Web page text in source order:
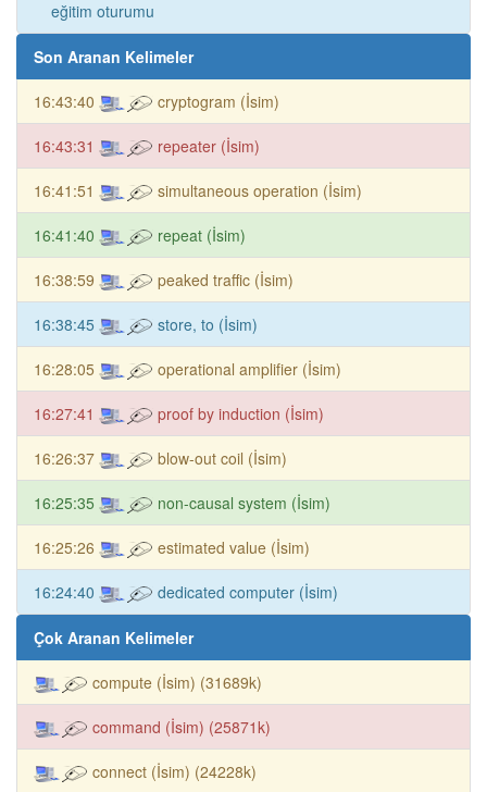
eğitim oturumu
Son Aranan Kelimeler
16:43:40 cryptogram (İsim)
16:43:31 repeater (İsim)
16:41:51 simultaneous operation (İsim)
16:41:40 repeat (İsim)
16:38:59 peaked traffic (İsim)
16:38:45 store, to (İsim)
16:28:05 operational amplifier (İsim)
16:27:41 proof by induction (İsim)
16:26:37 blow-out coil (İsim)
16:25:35 non-causal system (İsim)
16:25:26 estimated value (İsim)
16:24:40 dedicated computer (İsim)
Çok Aranan Kelimeler
compute (İsim) (31689k)
command (İsim) (25871k)
connect (İsim) (24228k)